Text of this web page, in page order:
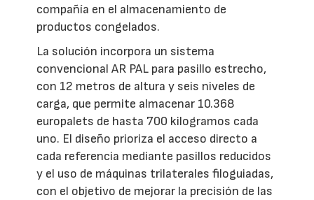
compañía en el almacenamiento de
productos congelados.
La solución incorpora un sistema
convencional AR PAL para pasillo estrecho,
con 12 metros de altura y seis niveles de
carga, que permite almacenar 10.368
europalets de hasta 700 kilogramos cada
uno. El diseño prioriza el acceso directo a
cada referencia mediante pasillos reducidos
y el uso de máquinas trilaterales filoguiadas,
con el objetivo de mejorar la precisión de las